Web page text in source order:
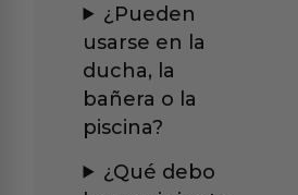
¿Pueden
usarse en la
ducha, la
bañera o la
piscina?
¿Qué debo